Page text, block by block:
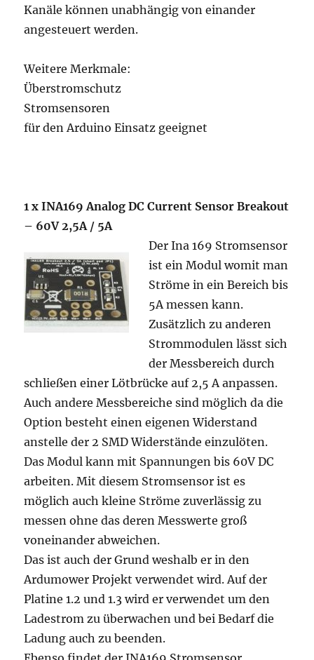
Kanäle können unabhängig von einander
angesteuert werden.
Weitere Merkmale:
Überstromschutz
Stromsensoren
für den Arduino Einsatz geeignet
1 x INA169 Analog DC Current Sensor Breakout
– 60V 2,5A / 5A
Der Ina 169 Stromsensor
ist ein Modul womit man
Ströme in ein Bereich bis
5A messen kann.
Zusätzlich zu anderen
Strommodulen lässt sich
der Messbereich durch
schließen einer Lötbrücke auf 2,5 A anpassen.
Auch andere Messbereiche sind möglich da die
Option besteht einen eigenen Widerstand
anstelle der 2 SMD Widerstände einzulöten.
Das Modul kann mit Spannungen bis 60V DC
arbeiten. Mit diesem Stromsensor ist es
möglich auch kleine Ströme zuverlässig zu
messen ohne das deren Messwerte groß
voneinander abweichen.
Das ist auch der Grund weshalb er in den
Ardumower Projekt verwendet wird. Auf der
Platine 1.2 und 1.3 wird er verwendet um den
Ladestrom zu überwachen und bei Bedarf die
Ladung auch zu beenden.